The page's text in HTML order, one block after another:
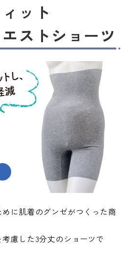
ット
ストショーツ
に肌着のグンゼがつくった商
慮した3分丈のショーツで